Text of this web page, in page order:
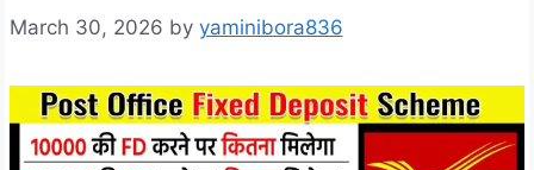
March 30, 2026 by yaminibora836